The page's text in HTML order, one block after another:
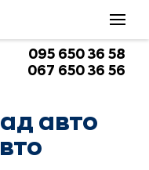
095 650 36 58
067 650 36 56
авто